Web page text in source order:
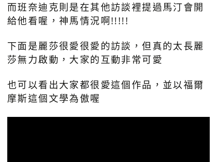
而班奈迪克則是在其他訪談裡提過馬汀會開
給他看喔，神馬情況啊!!!!!
下面是麗莎很愛很愛的訪談，但真的太長麗
莎無力啟動，大家的互動非常可愛
也可以看出大家都很愛這個作品，並以福爾
摩斯這個文學為傲喔